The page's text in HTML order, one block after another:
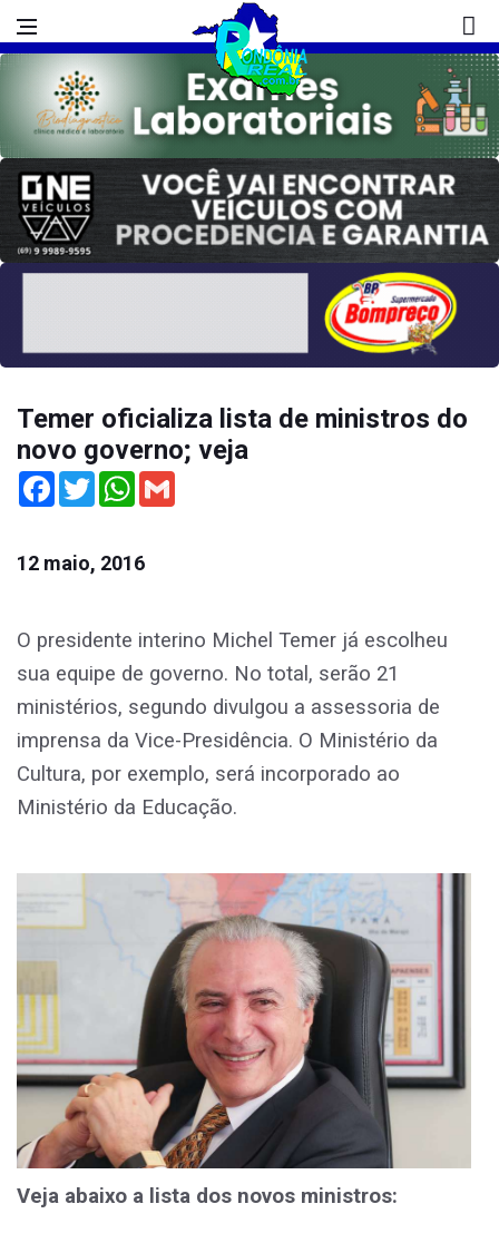
Temer oficializa lista de ministros do
novo governo; veja
Facebook
TwitterWhatsApp
12 maio, 2016
O presidente interino Michel Temer já escolheu
sua equipe de governo. No total, serão 21
ministérios, segundo divulgou a assessoria de
imprensa da Vice-Presidência. O Ministério da
Cultura, por exemplo, será incorporado ao
Ministério da Educação.
Veja abaixo a lista dos novos ministros: